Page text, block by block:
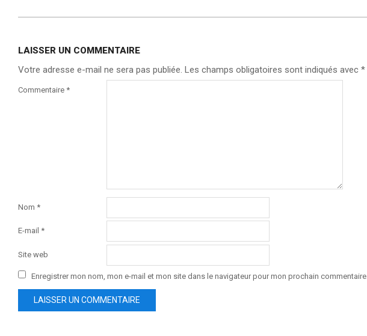
LAISSER UN COMMENTAIRE
Votre adresse e-mail ne sera pas publiée. Les champs obligatoires sont indiqués avec *
Commentaire *
Nom *
E-mail *
Site web
Enregistrer mon nom, mon e-mail et mon site dans le navigateur pour mon prochain commentaire.